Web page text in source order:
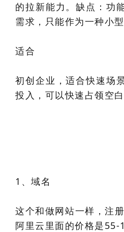
的拉新能力。缺点：功
需求，只能作为一种小型
适合
初创企业，适合快速场
投入，可以快速占领空
1、域名
这个和做网站一样，注
阿里云里面的价格是55-